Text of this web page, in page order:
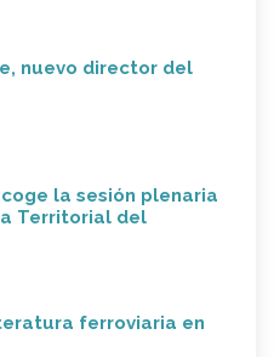
nuevo director del
la sesión plenaria
Territorial del
ferroviaria en